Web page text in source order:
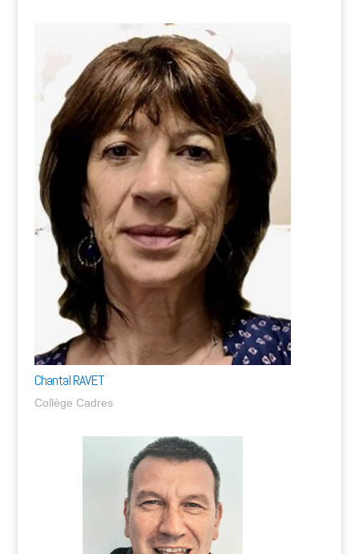
Chantal RAVET
Collège Cadres